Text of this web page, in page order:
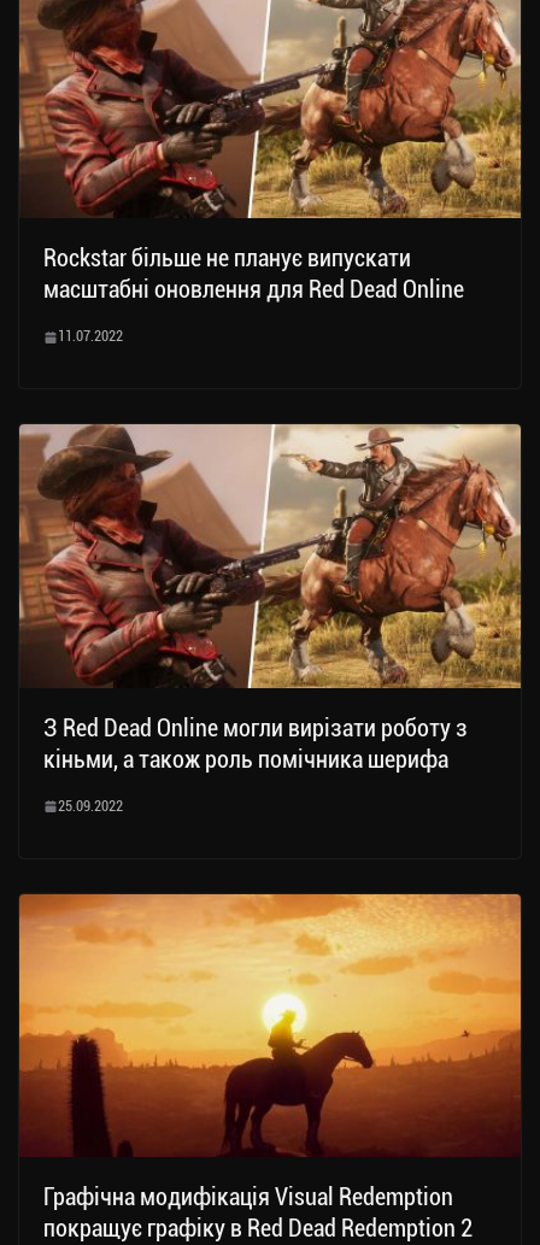
Rockstar більше не планує випускати
масштабні оновлення для Red Dead Online
11.07.2022
З Red Dead Online могли вирізати роботу з
кіньми, а також роль помічника шерифа
25.09.2022
Графічна модифікація Visual Redemption
покращує графіку в Red Dead Redemption 2